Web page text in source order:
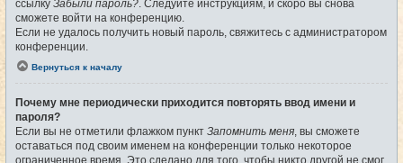
ссылку Забыли пароль? . Следуйте инструкциям, и скоро вы снова
сможете войти на конференцию.
Если не удалось получить новый пароль, свяжитесь с администратором
конференции.
Вернуться к началу
Почему мне периодически приходится повторять ввод имени и
пароля?
Если вы не отметили флажком пункт Запомнить меня , вы сможете
оставаться под своим именем на конференции только некоторое
ограниченное время. Это сделано для того, чтобы никто другой не смог